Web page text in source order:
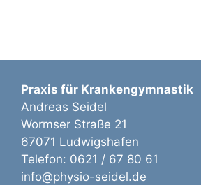
Praxis für Krankengymnastik
Andreas Seidel
Wormser Straße 21
67071 Ludwigshafen
Telefon: 0621 / 67 80 61
info@physio-seidel.de